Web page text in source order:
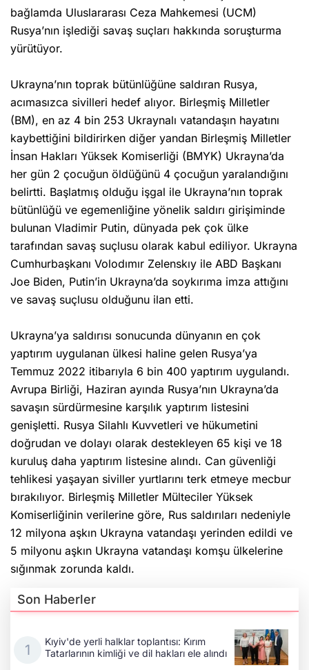
bağlamda Uluslararası Ceza Mahkemesi (UCM)
Rusya’nın işlediği savaş suçları hakkında soruşturma
yürütüyor.
Ukrayna’nın toprak bütünlüğüne saldıran Rusya,
acımasızca sivilleri hedef alıyor. Birleşmiş Milletler
(BM), en az 4 bin 253 Ukraynalı vatandaşın hayatını
kaybettiğini bildirirken diğer yandan Birleşmiş Milletler
İnsan Hakları Yüksek Komiserliği (BMYK) Ukrayna’da
her gün 2 çocuğun öldüğünü 4 çocuğun yaralandığını
belirtti. Başlatmış olduğu işgal ile Ukrayna’nın toprak
bütünlüğü ve egemenliğine yönelik saldırı girişiminde
bulunan Vladimir Putin, dünyada pek çok ülke
tarafından savaş suçlusu olarak kabul ediliyor. Ukrayna
Cumhurbaşkanı Volodımır Zelenskıy ile ABD Başkanı
Joe Biden, Putin’in Ukrayna’da soykırıma imza attığını
ve savaş suçlusu olduğunu ilan etti.
Ukrayna’ya saldırısı sonucunda dünyanın en çok
yaptırım uygulanan ülkesi haline gelen Rusya’ya
Temmuz 2022 itibarıyla 6 bin 400 yaptırım uygulandı.
Avrupa Birliği, Haziran ayında Rusya’nın Ukrayna’da
savaşın sürdürmesine karşılık yaptırım listesini
genişletti. Rusya Silahlı Kuvvetleri ve hükumetini
doğrudan ve dolayı olarak destekleyen 65 kişi ve 18
kuruluş daha yaptırım listesine alındı. Can güvenliği
tehlikesi yaşayan siviller yurtlarını terk etmeye mecbur
bırakılıyor. Birleşmiş Milletler Mülteciler Yüksek
Komiserliğinin verilerine göre, Rus saldırıları nedeniyle
12 milyona aşkın Ukrayna vatandaşı yerinden edildi ve
5 milyonu aşkın Ukrayna vatandaşı komşu ülkelerine
sığınmak zorunda kaldı.
Son Haberler
Kıyiv'de yerli halklar toplantısı: Kırım
Tatarlarının kimliği ve dil hakları ele alındı